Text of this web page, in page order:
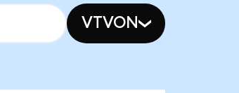
VTVON